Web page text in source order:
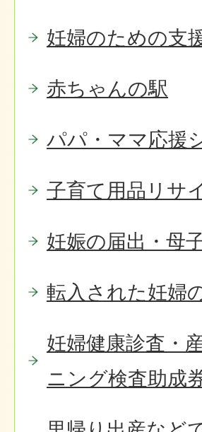
妊婦のための支
赤ちゃんの駅
パパ・ママ応援
子育て用品リサ
妊娠の届出・母
転入された妊婦
妊婦健康診査・
ニング検査助成